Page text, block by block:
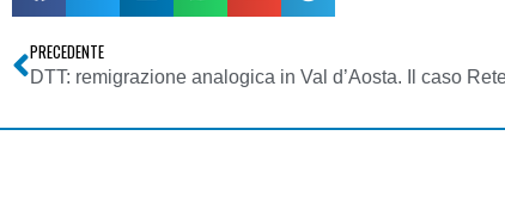
PRECEDENTE